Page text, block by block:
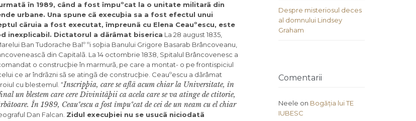
în 1989, când a fost împuºcat la o unitate militarã din
urbane. Una spune cã execuþia sa a fost efectul unui
cãruia a fost executat, împreunã cu Elena Ceauºescu, este
inexplicabil. Dictatorul a dãrâmat biserica La 28 august 1835,
Ban Tudorache Balº ºi soþia Banului Grigore Basarab Brâncoveanu,
din Capitalã. La 14 octombrie 1838, Spitalul Brâncovenesc a
o construcþie în marmurã, pe care a montat- o pe frontispiciul
ce ar îndrãzni sã se atingã de construcþie. Ceauºescu a dãrâmat
cu blestemul. “Inscripþia, care se aflã acum chiar la Universitate, în
un blestem care cere Divinitãþii ca acela care se va atinge de ctitorie,
În 1989, Ceauºescu a fost împuºcat de cei de un neam cu el chiar
Dan Falcan. Zidul execuþiei nu se usucã niciodatã
Despre misteriosul deces
al domnului Lindsey
Graham
Comentarii
Neele on Bogăția lui TE
IUBESC